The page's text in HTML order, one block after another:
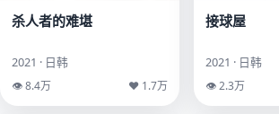
杀人者的难堪
2021 · 日韩
👁 8.4万 ♥ 1.7万
接球屋
2021 · 日韩
👁 2.3万